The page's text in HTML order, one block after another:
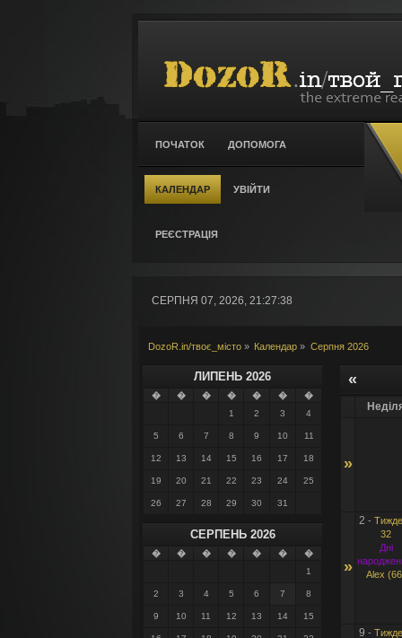
ПОЧАТОК ДОПОМОГА
КАЛЕНДАР УВІЙТИ
РЕЄСТРАЦІЯ
СЕРПНЯ 07, 2026, 21:27:38
DozoR.in/твоє_місто » Календар » Серпня 2026
ЛИПЕНЬ 2026
� � � � � �
�
1
2 3 4
5 6 7 8 9 10 11
12 13 14 15 16 17 18
19 20 21 22 23 24 25
26 27 28 29 30 31
СЕРПЕНЬ 2026
� � � � � �
�
1
2 3 4 5 6 7 8
9 10 11 12 13 14 15
«
»
»
2 -
32
Дні
Alex
9 -